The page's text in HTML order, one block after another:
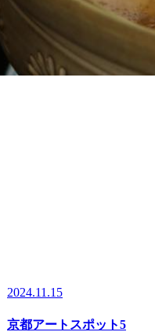
2024.11.15
京都アートスポット5